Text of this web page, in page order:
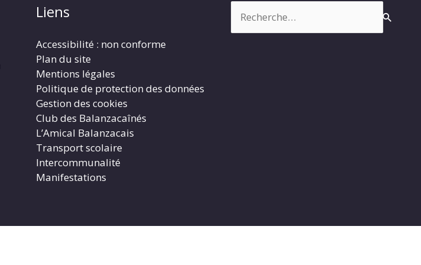
Liens
Accessibilité : non conforme
Plan du site
Mentions légales
Politique de protection des données
Gestion des cookies
Club des Balanzacaînés
L’Amical Balanzacais
Transport scolaire
Intercommunalité
Manifestations